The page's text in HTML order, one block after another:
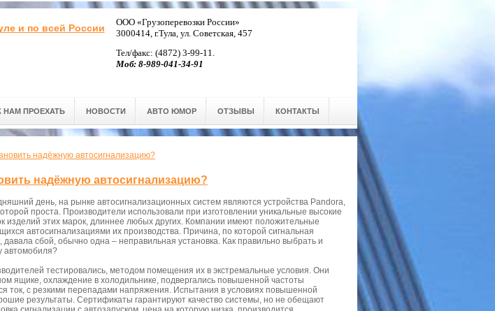
и по всей России
ООО «Грузоперевозки России»
3000414, г.Тула, ул. Советская, 457
Тел/факс: (4872) 3-99-11.
Моб: 8-989-041-34-91
НАМ ПРОЕХАТЬ НОВОСТИ АВТО ЮМОР ОТЗЫВЫ КОНТАКТЫ
надёжную автосигнализацию?
надёжную автосигнализацию?
день, на рынке автосигнализационных систем являются устройства Pandora,
проста. Производители использовали при изготовлении уникальные высокие
изделий этих марок, длиннее любых других. Компании имеют положительные
автосигнализациями их производства. Причина, по которой сигнальная
сбой, обычно одна – неправильная установка. Как правильно выбрать и
автомобиля?
тестировались, методом помещения их в экстремальные условия. Они
ящике, охлаждение в холодильнике, подвергались повышенной частоты
ток, с резкими перепадами напряжения. Испытания в условиях повышенной
результаты. Сертификаты гарантируют качество системы, но не обещают